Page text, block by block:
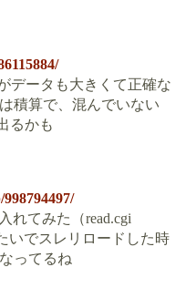
データも大きくて正確な
積算で、混んでいない
るかも
れてみた（read.cgi
いでスレリロードした時
ってるね